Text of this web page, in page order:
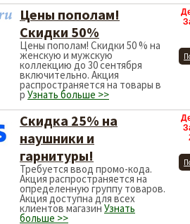
Цены пополам!
Скидки 50%
Цены пополам! Скидки 50 % на
женскую и мужскую
коллекцию до 30 сентября
включительно. Акция
распространяется на товары в
р Узнать больше >>
Скидка 25% на
наушники и
гарнитуры!
Требуется ввод промо-кода.
Акция распространяется на
определенную группу товаров.
Акция доступна для всех
клиентов магазин Узнать
больше >>